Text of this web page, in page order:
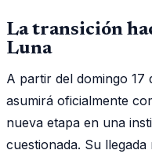
La transición
Luna
A partir del domingo 17
asumirá oficialmente
nueva etapa en una
cuestionada. Su